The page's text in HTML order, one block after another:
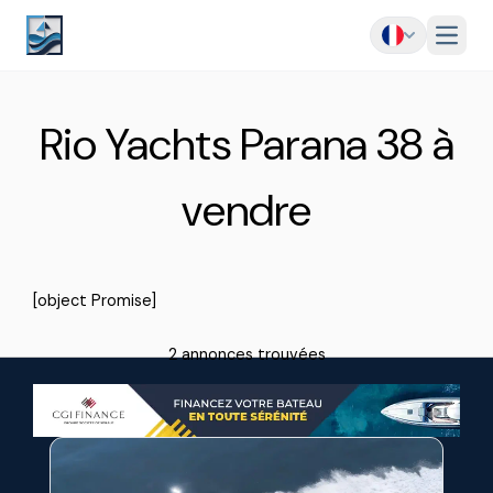
Menu
Rio Yachts Parana 38 à
vendre
[object Promise]
2 annonces trouvées